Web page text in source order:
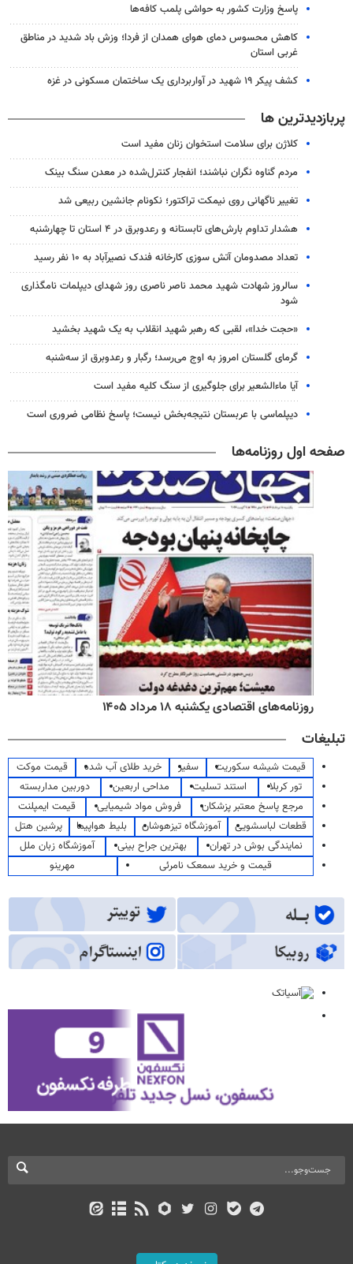
پاسخ وزارت کشور به حواشی پلمب کافه‌ها
کاهش محسوس دمای هوای همدان از فردا؛ وزش باد شدید در مناطق
غربی استان
کشف پیکر ۱۹ شهید در آواربرداری یک ساختمان مسکونی در غزه
پربازدیدترین ها
کلاژن برای سلامت استخوان زنان مفید است
مردم گناوه نگران نباشند؛ انفجار کنترل‌شده در معدن سنگ بینک
تغییر ناگهانی روی نیمکت تراکتور؛ نکونام جانشین ربیعی شد
هشدار تداوم بارش‌های تابستانه و رعدوبرق در ۴ استان تا چهارشنبه
تعداد مصدومان آتش سوزی کارخانه فندک نصیرآباد به ۱۰ نفر رسید
سالروز شهادت شهید محمد ناصر ناصری روز شهدای دیپلمات نامگذاری
شود
«حجت خدا»، لقبی که رهبر شهید انقلاب به یک شهید بخشید
گرمای گلستان امروز به اوج می‌رسد؛ رگبار و رعدوبرق از سه‌شنبه
آیا ماءالشعیر برای جلوگیری از سنگ کلیه مفید است
دیپلماسی با عربستان نتیجه‌بخش نیست؛ پاسخ نظامی ضروری است
صفحه اول روزنامه‌ها
روزنامه‌های اقتصادی یکشنبه ۱۸ مرداد ۱۴۰۵
تبلیغات
قیمت شیشه سکوریت سفیر خرید طلای آب شده
قیمت موکت
تور کربلا
استند تسلیت مداحی اربعین
دوربین مداربسته
مرجع پاسخ معتبر پزشکان
فروش مواد شیمیایی
قیمت ایمپلنت
قطعات لباسشویی
آموزشگاه تیزهوشان بلیط هواپیما
پرشین هتل
نمایندگی بوش در تهران
بهترین جراح بینی
آموزشگاه زبان ملل
قیمت و خرید سمعک نامرئی
مهرینو